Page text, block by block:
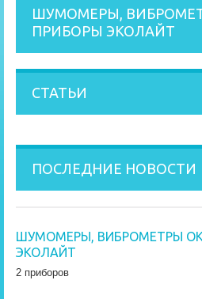
ШУМОМЕРЫ,
ПРИБОРЫ ЭКОЛАЙТ
CТАТЬИ
ПОСЛЕДНИЕ НОВОСТИ
ШУМОМЕРЫ, ВИБРОМЕТРЫ
ЭКОЛАЙТ
2 приборов